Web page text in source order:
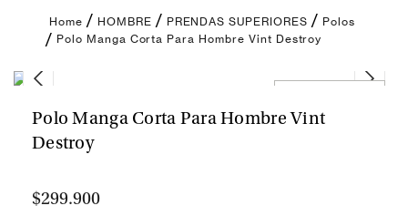
HOMBRE PRENDAS SUPERIORES
Polos
Polo Manga Corta Para Hombre Vint Destroy
Polo Manga Corta Para Hombre Vint
Destroy
$299.900